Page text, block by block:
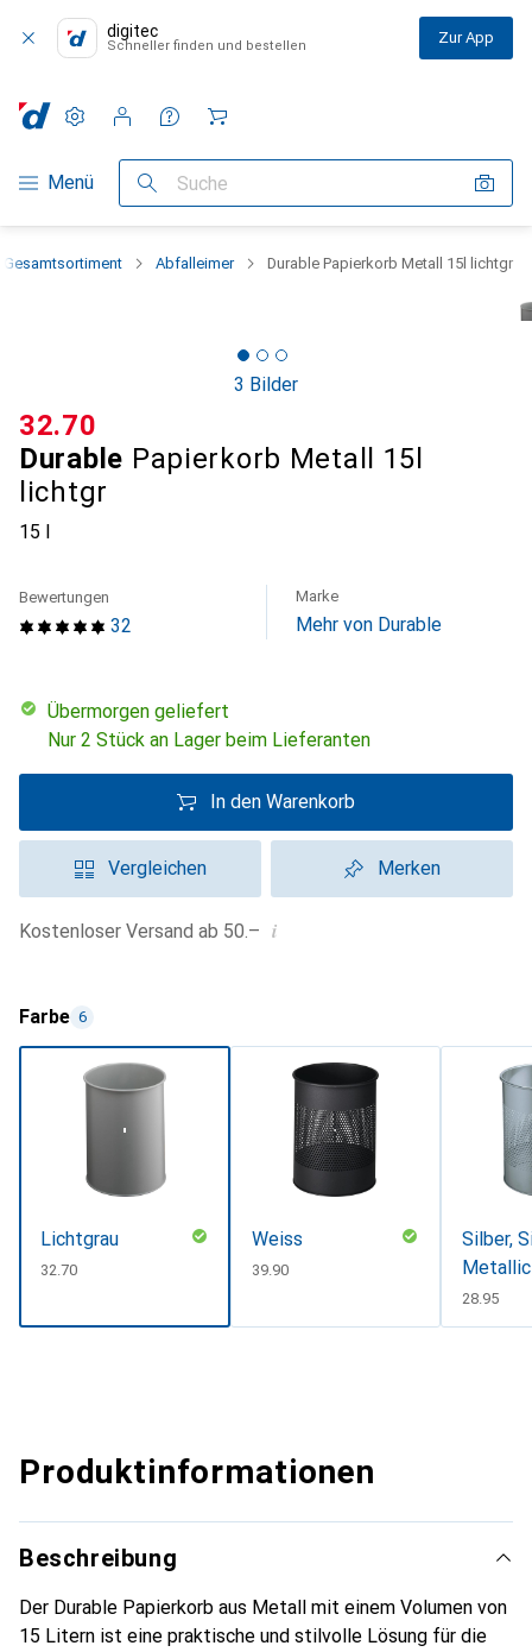
digitec
Schneller finden und bestellen Zur App
Navigation nach Kategorien
Menü Suche
Einstellungen
Kundenkonto
Vergleichslisten
Merklisten
Warenkorb
Gesamtsortiment Abfalleimer Durable Papierkorb Metall 15l lichtgr
3 Bilder
Durable Papierkorb Metall 15l
lichtgr
15 l
CHF
32.70
32
Bewertungen Marke
Mehr von Durable
übermorgen geliefert
Nur 2 Stück an Lager beim Lieferanten
In den Warenkorb
Vergleichen Merken
Kostenloser Versand ab 50.– i
Farbe 6
Lichtgrau
CHF
32.70
Weiss
CHF
39.90
Silber,
Metallic
CHF
28.95
Produktinformationen
Beschreibung
Der Durable Papierkorb aus Metall mit einem Volumen von
15 Litern ist eine praktische und stilvolle Lösung für die